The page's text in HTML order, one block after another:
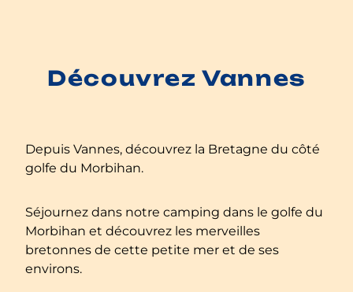
Découvrez Vannes
Depuis Vannes, découvrez la Bretagne du côté
golfe du Morbihan.
Séjournez dans notre camping dans le golfe du
Morbihan et découvrez les merveilles
bretonnes de cette petite mer et de ses
environs.